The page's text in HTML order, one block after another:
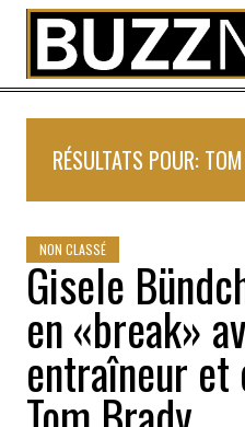
Skip to content
RÉSULTATS POUR:
NON CLASSÉ
Gisele
en «break»
entraîneur